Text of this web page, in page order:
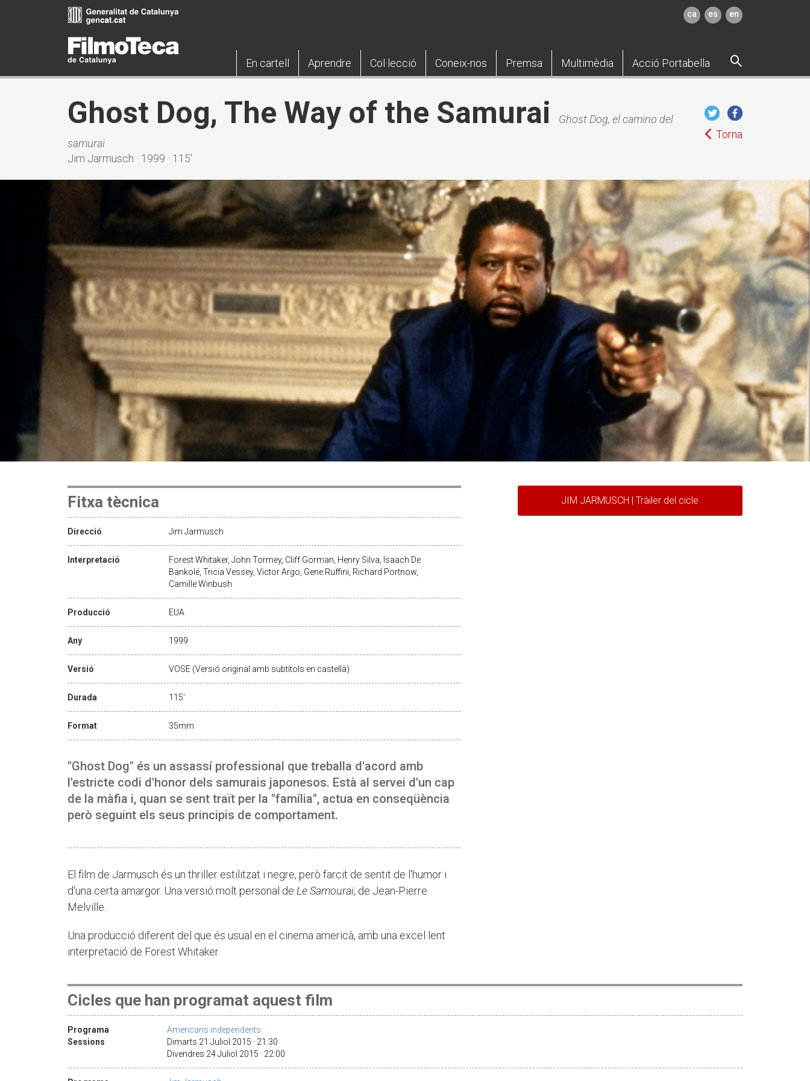
ca es en
En cartell Aprendre Col·lecció Coneix-nos Premsa Multimèdia Acció Portabella
Ghost Dog, The Way of the Samurai
Ghost Dog, el camino del
samurai
Jim Jarmusch · 1999 · 115'
Torna
Fitxa tècnica
Direcció Jim Jarmusch
Interpretació
Forest Whitaker, John Tormey, Cliff Gorman, Henry Silva, Isaach De
Bankolé, Tricia Vessey, Victor Argo, Gene Ruffini, Richard Portnow,
Camille Winbush
Producció EUA
Any 1999
Versió VOSE (Versió original amb subtítols en castellà)
Durada 115'
Format 35mm
"Ghost Dog" és un assassí professional que treballa d'acord amb
l'estricte codi d'honor dels samurais japonesos. Està al servei d'un cap
de la màfia i, quan se sent traït per la "família", actua en conseqüència
però seguint els seus principis de comportament.
El film de Jarmusch és un thriller estilitzat i negre, però farcit de sentit de l'humor i
d'una certa amargor. Una versió molt personal de Le Samouraï, de Jean-Pierre
Melville.
Una producció diferent del que és usual en el cinema americà, amb una excel·lent
interpretació de Forest Whitaker.
JIM JARMUSCH | Tràiler del cicle
Cicles que han programat aquest film
Programa
Americans independents
Sessions
Dimarts 21 Juliol 2015 · 21:30
Divendres 24 Juliol 2015 · 22:00